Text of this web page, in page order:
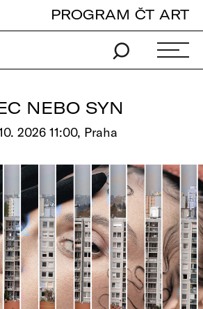
PROGRAM ČT ART
NEBO SYN
2026 11:00, Praha